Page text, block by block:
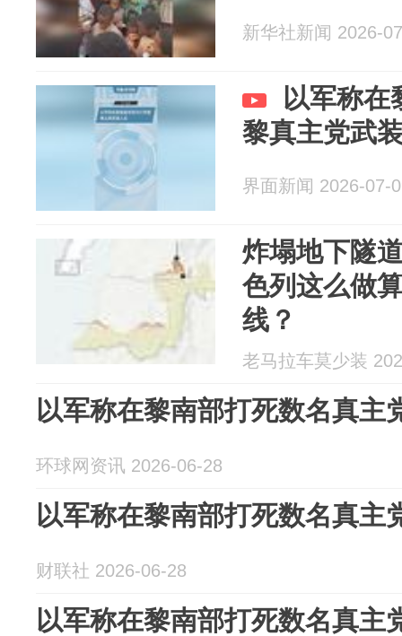
新华社新闻 2026-
以军称在
黎真主党武
界面新闻 2026-07-
炸塌地下隧
色列这么做
线？
老马拉车莫少装
以军称在黎南部打死数名真主
环球网资讯 2026-06-28
以军称在黎南部打死数名真主
财联社 2026-06-28
以军称在黎南部打死数名真主